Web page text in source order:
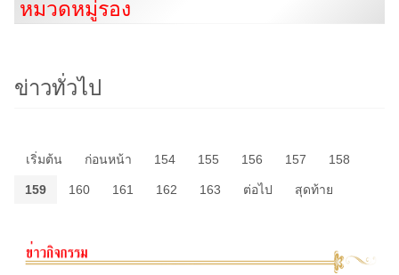
หมวดหมู่รอง
ข่าวทั่วไป
เริ่มต้น ก่อนหน้า 154 155 156 157 158
159 160 161 162 163 ต่อไป สุดท้าย